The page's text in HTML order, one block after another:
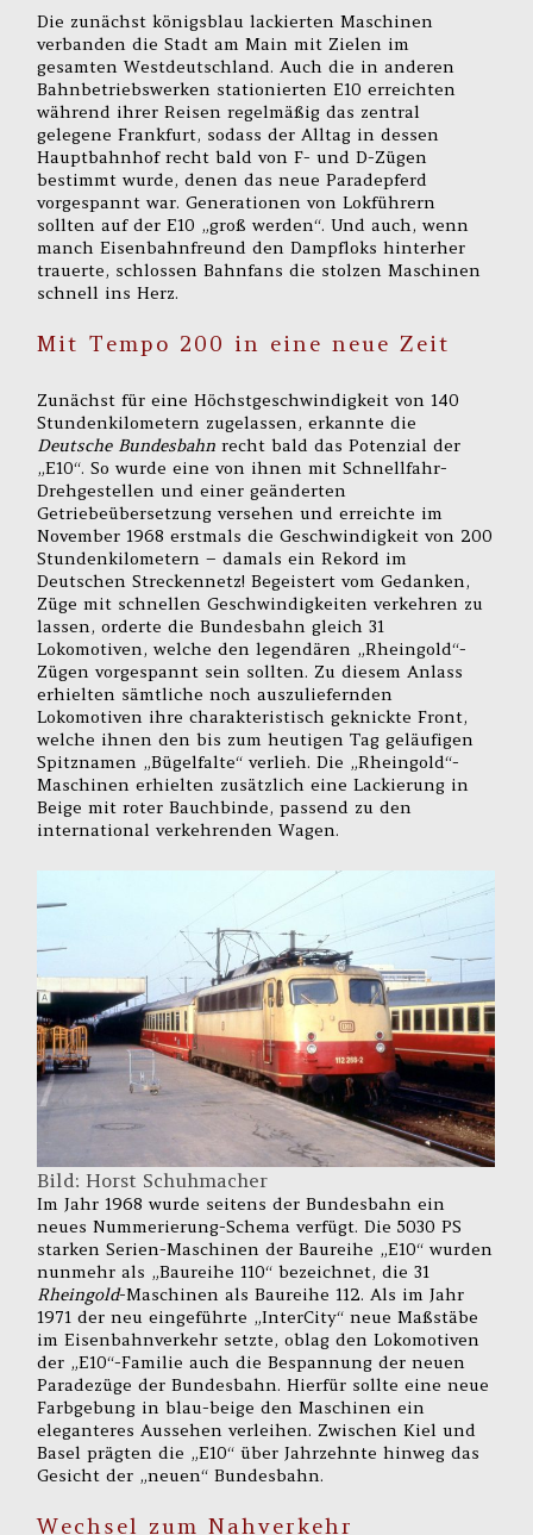
Die zunächst königsblau lackierten Maschinen
verbanden die Stadt am Main mit Zielen im
gesamten Westdeutschland. Auch die in anderen
Bahnbetriebswerken stationierten E10 erreichten
während ihrer Reisen regelmäßig das zentral
gelegene Frankfurt, sodass der Alltag in dessen
Hauptbahnhof recht bald von F- und D-Zügen
bestimmt wurde, denen das neue Paradepferd
vorgespannt war. Generationen von Lokführern
sollten auf der E10 „groß werden“. Und auch, wenn
manch Eisenbahnfreund den Dampfloks hinterher
trauerte, schlossen Bahnfans die stolzen Maschinen
schnell ins Herz.
Mit Tempo 200 in eine neue Zeit
Zunächst für eine Höchstgeschwindigkeit von 140
Stundenkilometern zugelassen, erkannte die
Deutsche Bundesbahn recht bald das Potenzial der
„E10“. So wurde eine von ihnen mit Schnellfahr-
Drehgestellen und einer geänderten
Getriebeübersetzung versehen und erreichte im
November 1968 erstmals die Geschwindigkeit von 200
Stundenkilometern – damals ein Rekord im
Deutschen Streckennetz! Begeistert vom Gedanken,
Züge mit schnellen Geschwindigkeiten verkehren zu
lassen, orderte die Bundesbahn gleich 31
Lokomotiven, welche den legendären „Rheingold“-
Zügen vorgespannt sein sollten. Zu diesem Anlass
erhielten sämtliche noch auszuliefernden
Lokomotiven ihre charakteristisch geknickte Front,
welche ihnen den bis zum heutigen Tag geläufigen
Spitznamen „Bügelfalte“ verlieh. Die „Rheingold“-
Maschinen erhielten zusätzlich eine Lackierung in
Beige mit roter Bauchbinde, passend zu den
international verkehrenden Wagen.
Bild: Horst Schuhmacher
Im Jahr 1968 wurde seitens der Bundesbahn ein
neues Nummerierung-Schema verfügt. Die 5030 PS
starken Serien-Maschinen der Baureihe „E10“ wurden
nunmehr als „Baureihe 110“ bezeichnet, die 31
Rheingold-Maschinen als Baureihe 112. Als im Jahr
1971 der neu eingeführte „InterCity“ neue Maßstäbe
im Eisenbahnverkehr setzte, oblag den Lokomotiven
der „E10“-Familie auch die Bespannung der neuen
Paradezüge der Bundesbahn. Hierfür sollte eine neue
Farbgebung in blau-beige den Maschinen ein
eleganteres Aussehen verleihen. Zwischen Kiel und
Basel prägten die „E10“ über Jahrzehnte hinweg das
Gesicht der „neuen“ Bundesbahn.
Wechsel zum Nahverkehr